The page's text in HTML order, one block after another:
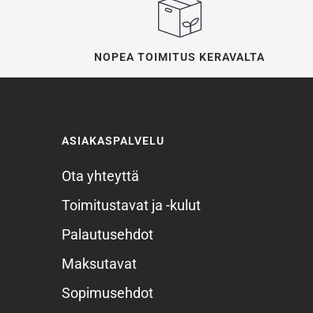
NOPEA TOIMITUS KERAVALTA
ASIAKASPALVELU
Ota yhteyttä
Toimitustavat ja -kulut
Palautusehdot
Maksutavat
Sopimusehdot